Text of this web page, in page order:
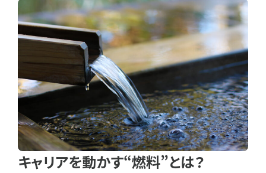
キャリアを動かす“燃料”とは？